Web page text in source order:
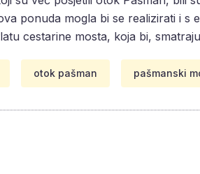
ponuda mogla bi se realizirati i s
cestarine mosta, koja bi,
otok pašman pašmanski